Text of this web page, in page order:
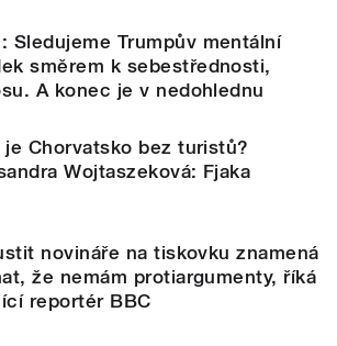
Sledujeme Trumpův mentální
směrem k sebestřednosti,
A konec je v nedohlednu
je Chorvatsko bez turistů?
Wojtaszeková: Fjaka
novináře na tiskovku znamená
že nemám protiargumenty, říká
reportér BBC